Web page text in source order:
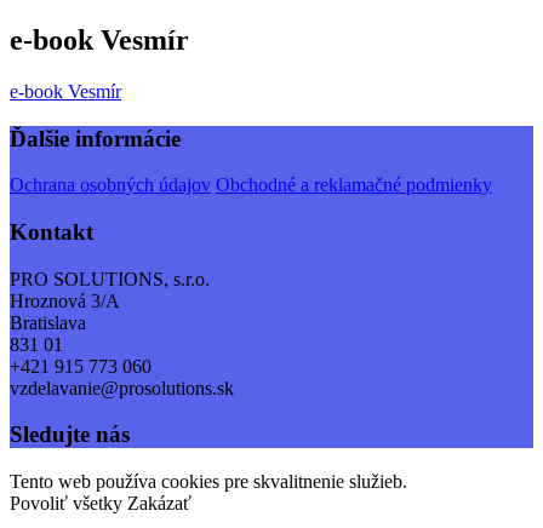
e-book Vesmír
e-book Vesmír
Ďalšie informácie
Ochrana osobných údajov Obchodné a reklamačné podmienky
Kontakt
PRO SOLUTIONS, s.r.o.
Hroznová 3/A
Bratislava
831 01
+421 915 773 060
vzdelavanie@prosolutions.sk
Sledujte nás
Tento web používa cookies pre skvalitnenie služieb.
Povoliť všetky Zakázať